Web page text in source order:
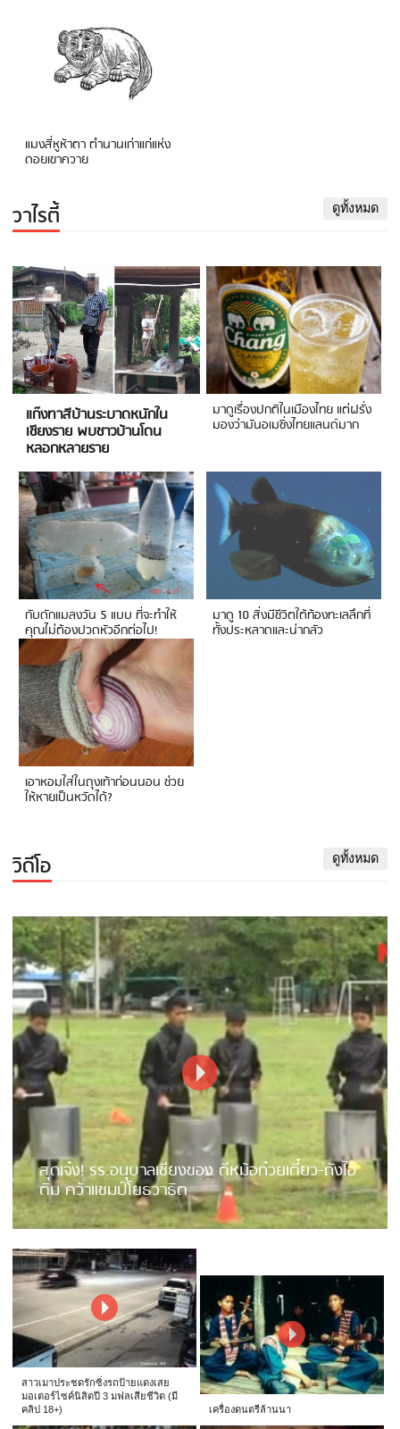
แมงสี่หูห้าตา ตำนานเก่าแก่แห่ง
ดอยเขาควาย
วาไรตี้ ดูทั้งหมด
แก๊งทาสีบ้านระบาดหนักใน
เชียงราย พบชาวบ้านโดน
หลอกหลายราย
มาดูเรื่องปกติในเมืองไทย แต่ฝรั่ง
มองว่ามันอเมซิ่งไทยแลนด์มาก
กับดักแมลงวัน 5 แบบ ที่จะทำให้
คุณไม่ต้องปวดหัวอีกต่อไป!
มาดู 10 สิ่งมีชีวิตใต้ท้องทะเลลึกที่
ทั้งประหลาดและน่ากลัว
เอาหอมใส่ในถุงเท้าก่อนนอน ช่วย
ให้หายเป็นหวัดได้?
วิดีโอ ดูทั้งหมด
สุดเจ๋ง! รร.อนุบาลเชียงของ ตีหม้อก๋วยเตี๋ยว-ถังไอ
ติม คว้าแชมป์โยธวาธิต
สาวเมาประชดรักซิ่งรถป้ายแดงเสย
มอเตอร์ไซค์นิสิตปี 3 มฟลเสียชีวิต (มี
คลิป 18+)
เครื่องดนตรีล้านนา